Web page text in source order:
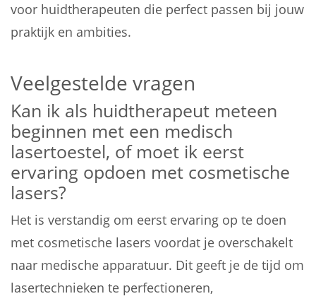
voor huidtherapeuten die perfect passen bij jouw
praktijk en ambities.
Veelgestelde vragen
Kan ik als huidtherapeut meteen
beginnen met een medisch
lasertoestel, of moet ik eerst
ervaring opdoen met cosmetische
lasers?
Het is verstandig om eerst ervaring op te doen
met cosmetische lasers voordat je overschakelt
naar medische apparatuur. Dit geeft je de tijd om
lasertechnieken te perfectioneren,